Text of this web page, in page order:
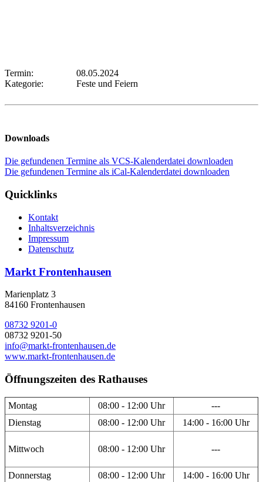
Termin:
08.05.2024
Kategorie:
Feste und Feiern
Downloads
Die gefundenen Termine als VCS-Kalenderdatei downloaden
Die gefundenen Termine als iCal-Kalenderdatei downloaden
Quicklinks
Kontakt
Inhaltsverzeichnis
Impressum
Datenschutz
Markt Frontenhausen
Marienplatz 3
84160 Frontenhausen
08732 9201-0
08732 9201-50
info@markt-frontenhausen.de
www.markt-frontenhausen.de
Öffnungszeiten des Rathauses
Montag 08:00 - 12:00 Uhr
---
Dienstag
08:00 - 12:00 Uhr 14:00 - 16:00 Uhr
Mittwoch 08:00 - 12:00 Uhr ---
Donnerstag 08:00 - 12:00 Uhr 14:00 - 16:00 Uhr